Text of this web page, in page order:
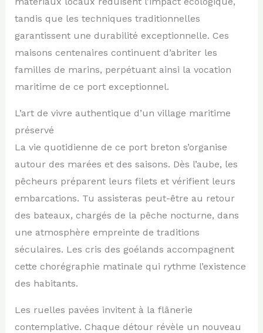
tandis que les techniques traditionnelles
garantissent une durabilité exceptionnelle. Ces
maisons centenaires continuent d’abriter les
familles de marins, perpétuant ainsi la vocation
maritime de ce port exceptionnel.
L’art de vivre authentique d’un village maritime
préservé
La vie quotidienne de ce port breton s’organise
autour des marées et des saisons. Dès l’aube, les
pêcheurs préparent leurs filets et vérifient leurs
embarcations. Tu assisteras peut-être au retour
des bateaux, chargés de la pêche nocturne, dans
une atmosphère empreinte de traditions
séculaires. Les cris des goélands accompagnent
cette chorégraphie matinale qui rythme l’existence
des habitants.
Les ruelles pavées invitent à la flânerie
contemplative. Chaque détour révèle un nouveau